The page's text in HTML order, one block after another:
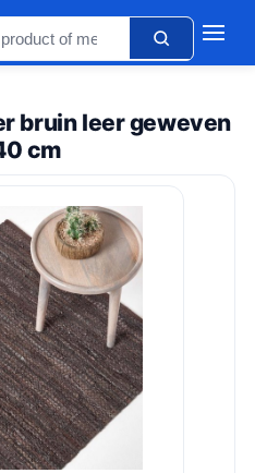
bruin leer geweven
cm